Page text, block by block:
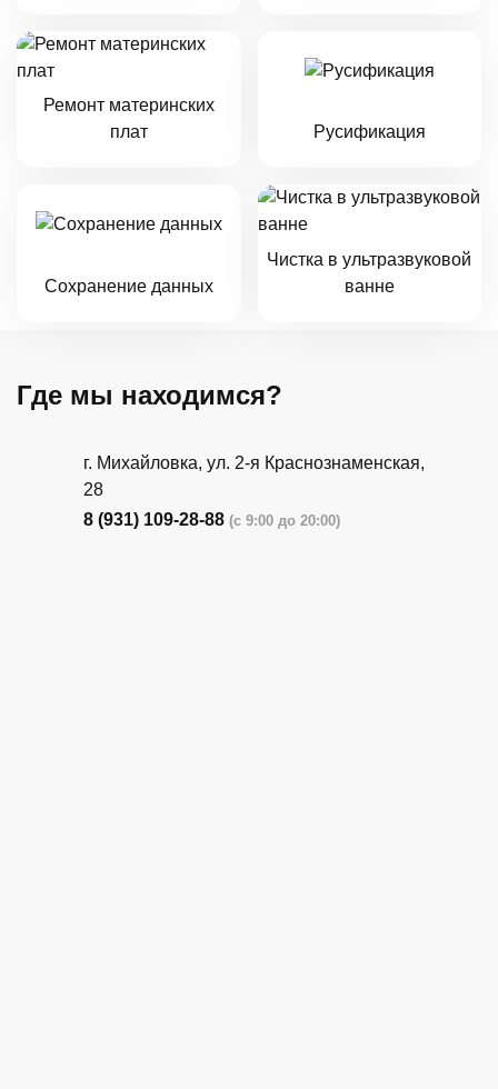
Ремонт материнских
плат
Русификация
Сохранение данных
Чистка в ультразвуковой
ванне
Где мы находимся?
г. Михайловка, ул. 2-я Краснознаменская,
28
8 (931) 109-28-88 (с 9:00 до 20:00)